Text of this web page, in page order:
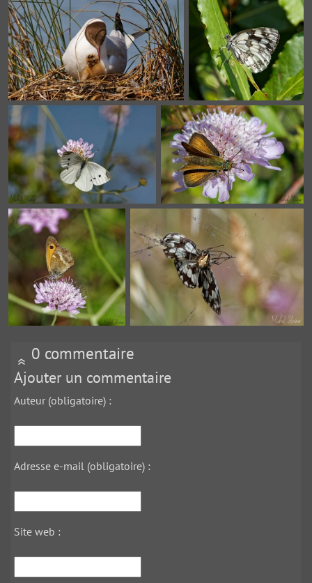
0 commentaire
Ajouter un commentaire
Auteur (obligatoire) :
Adresse e-mail (obligatoire) :
Site web :